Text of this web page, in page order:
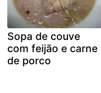
Sopa de couve
com feijão e carne
de porco